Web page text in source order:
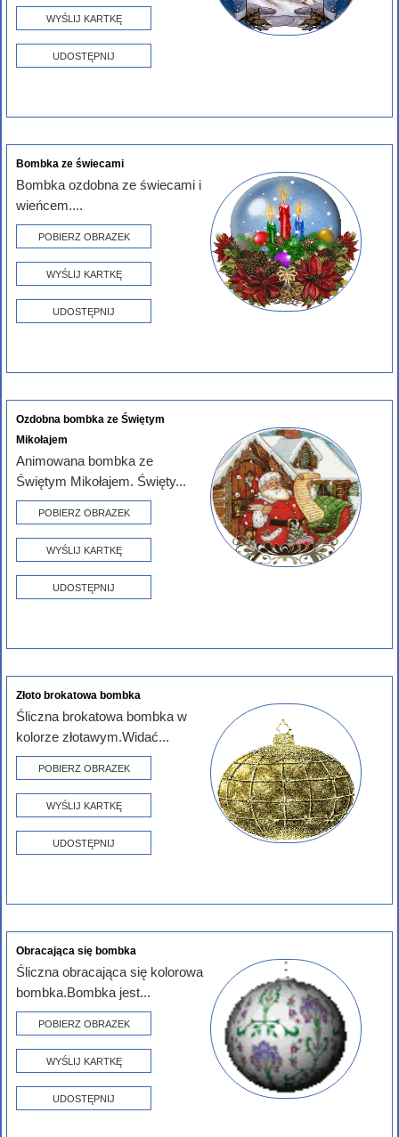
WYŚLIJ KARTKĘ
UDOSTĘPNIJ
Bombka ze świecami
Bombka ozdobna ze świecami i
wieńcem....
POBIERZ OBRAZEK
WYŚLIJ KARTKĘ
UDOSTĘPNIJ
Ozdobna bombka ze Świętym
Mikołajem
Animowana bombka ze
Świętym Mikołajem. Święty...
POBIERZ OBRAZEK
WYŚLIJ KARTKĘ
UDOSTĘPNIJ
Złoto brokatowa bombka
Śliczna brokatowa bombka w
kolorze złotawym.Widać...
POBIERZ OBRAZEK
WYŚLIJ KARTKĘ
UDOSTĘPNIJ
Obracająca się bombka
Śliczna obracająca się kolorowa
bombka.Bombka jest...
POBIERZ OBRAZEK
WYŚLIJ KARTKĘ
UDOSTĘPNIJ